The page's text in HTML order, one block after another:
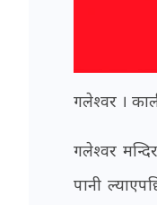
गलेश्वर ।
गलेश्वर
पानी